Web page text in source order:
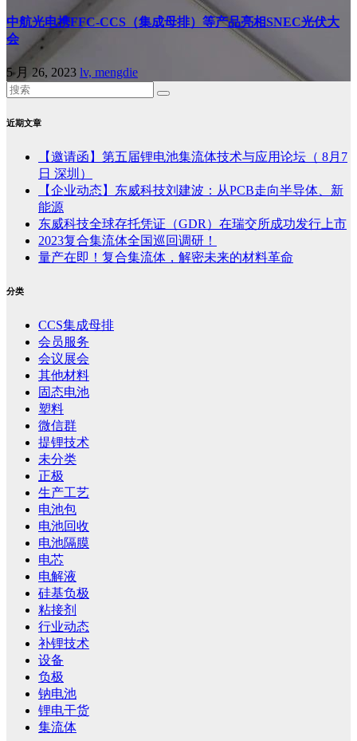
中航光电携FFC-CCS（集成母排）等产品亮相SNEC光伏大
会
5 月 26, 2023 lv, mengdie
近期文章
【邀请函】第五届锂电池集流体技术与应用论坛（ 8月7
日 深圳）
【企业动态】东威科技刘建波：从PCB走向半导体、新
能源
东威科技全球存托凭证（GDR）在瑞交所成功发行上市
2023复合集流体全国巡回调研！
量产在即！复合集流体，解密未来的材料革命
分类
CCS集成母排
会员服务
会议展会
其他材料
固态电池
塑料
微信群
提锂技术
未分类
正极
生产工艺
电池包
电池回收
电池隔膜
电芯
电解液
硅基负极
粘接剂
行业动态
补锂技术
设备
负极
钠电池
锂电干货
集流体